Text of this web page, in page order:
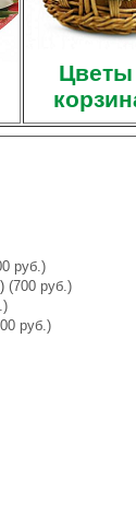
Цветы
руб.)
(700 руб.)
руб.)